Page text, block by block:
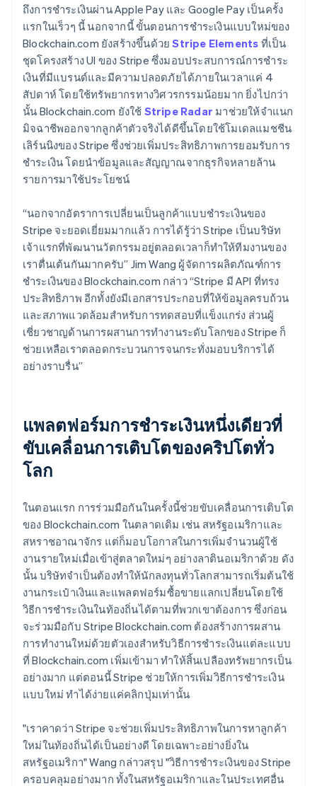
ถึงการชำระเงินผ่าน Apple Pay และ Google Pay เป็นครั้ง
แรกในเร็วๆ นี้ นอกจากนี้ ขั้นตอนการชำระเงินแบบใหม่ของ
Blockchain.com ยังสร้างขึ้นด้วยStripe Elements ที่เป็น
ชุดโครงสร้าง UI ของ Stripe ซึ่งมอบประสบการณ์การชำระ
เงินที่มีแบรนด์และมีความปลอดภัยได้ภายในเวลาแค่ 4
สัปดาห์ โดยใช้ทรัพยากรทางวิศวรกรรมน้อยมาก ยิ่งไปกว่า
นั้น Blockchain.com ยังใช้ Stripe Radar มาช่วยให้จำแนก
มิจฉาชีพออกจากลูกค้าตัวจริงได้ดีขึ้นโดยใช้โมเดลแมชชีน
เลิร์นนิงของ Stripe ซึ่งช่วยเพิ่มประสิทธิภาพการยอมรับการ
ชำระเงิน โดยนำข้อมูลและสัญญาณจากธุรกิจหลายล้าน
รายการมาใช้ประโยชน์
“นอกจากอัตราการเปลี่ยนเป็นลูกค้าแบบชำระเงินของ
Stripe จะยอดเยี่ยมมากแล้ว การได้รู้ว่า Stripe เป็นบริษัท
เจ้าแรกที่พัฒนานวัตกรรมอยู่ตลอดเวลาก็ทำให้ทีมงานของ
เราตื่นเต้นกันมากครับ” Jim Wang ผู้จัดการผลิตภัณฑ์การ
ชำระเงินของ Blockchain.com กล่าว “Stripe มี API ที่ทรง
ประสิทธิภาพ อีกทั้งยังมีเอกสารประกอบที่ให้ข้อมูลครบถ้วน
และสภาพแวดล้อมสำหรับการทดสอบที่แข็งแกร่ง ส่วนผู้
เชี่ยวชาญด้านการผสานการทำงานระดับโลกของ Stripe ก็
ช่วยเหลือเราตลอดกระบวนการจนกระทั่งมอบบริการได้
อย่างราบรื่น”
แพลตฟอร์มการชำระเงินหนึ่งเดียวที่
ขับเคลื่อนการเติบโตของคริปโตทั่ว
โลก
ในตอนแรก การร่วมมือกันในครั้งนี้ช่วยขับเคลื่อนการเติบโต
ของ Blockchain.com ในตลาดเดิม เช่น สหรัฐอเมริกาและ
สหราชอาณาจักร แต่ก็มอบโอกาสในการเพิ่มจำนวนผู้ใช้
งานรายใหม่เมื่อเข้าสู่ตลาดใหม่ๆ อย่างลาตินอเมริกาด้วย ดัง
นั้น บริษัทจำเป็นต้องทำให้นักลงทุนทั่วโลกสามารถเริ่มต้นใช้
งานกระเป๋าเงินและแพลตฟอร์มซื้อขายแลกเปลี่ยนโดยใช้
วิธีการชำระเงินในท้องถิ่นได้ตามที่พวกเขาต้องการ ซึ่งก่อน
จะร่วมมือกับ Stripe Blockchain.com ต้องสร้างการผสาน
การทำงานใหม่ด้วยตัวเองสำหรับวิธีการชำระเงินแต่ละแบบ
ที่ Blockchain.com เพิ่มเข้ามา ทำให้สิ้นเปลืองทรัพยากรเป็น
อย่างมาก แต่ตอนนี้ Stripe ช่วยให้การเพิ่มวิธีการชำระเงิน
แบบใหม่ ทำได้ง่ายแค่คลิกปุ่มเท่านั้น
"เราคาดว่า Stripe จะช่วยเพิ่มประสิทธิภาพในการหาลูกค้า
ใหม่ในท้องถิ่นได้เป็นอย่างดี โดยเฉพาะอย่างยิ่งใน
สหรัฐอเมริกา" Wang กล่าวสรุป "วิธีการชำระเงินของ Stripe
ครอบคลุมอย่างมาก ทั้งในสหรัฐอเมริกาและในประเทศอื่น